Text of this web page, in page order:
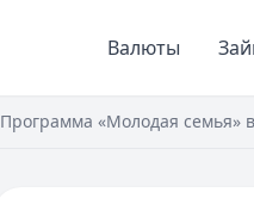
Валюты
Программа «Молодая семья»